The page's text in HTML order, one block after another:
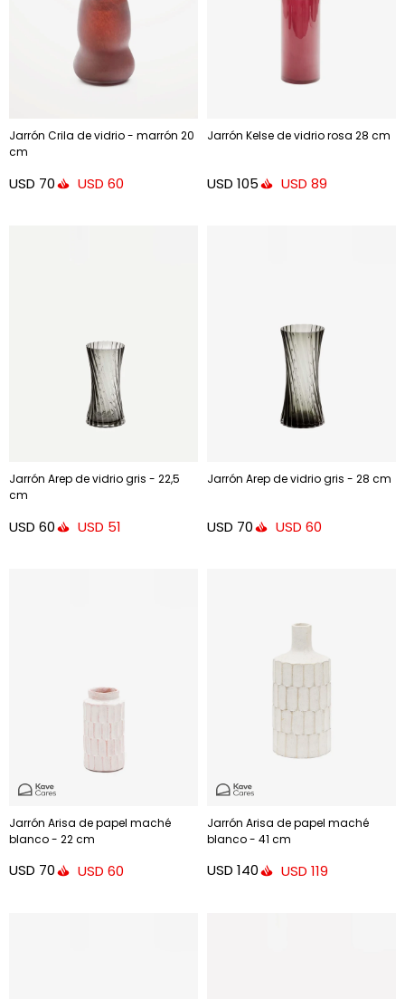
Jarrón Crila de vidrio - marrón 20
cm
USD 70 USD 60
Jarrón Kelse de vidrio rosa 28 cm
USD 105 USD 89
Jarrón Arep de vidrio gris - 22,5
cm
USD 60 USD 51
Jarrón Arep de vidrio gris - 28 cm
USD 70 USD 60
Jarrón Arisa de papel maché
blanco - 22 cm
USD 70 USD 60
Jarrón Arisa de papel maché
blanco - 41 cm
USD 140 USD 119